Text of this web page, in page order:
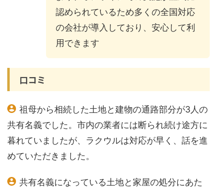
認められているため多くの全国対応
の会社が導入しており、安心して利
用できます
口コミ
祖母から相続した土地と建物の通路部分が3人の
共有名義でした。市内の業者には断られ続け途方に
暮れていましたが、ラクウルは対応が早く、話を進
めていただきました。
共有名義になっている土地と家屋の処分にあた